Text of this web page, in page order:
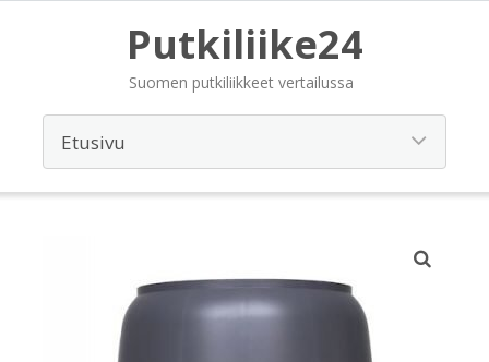
Putkiliike24
Suomen putkiliikkeet vertailussa